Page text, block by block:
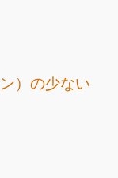
）の少ない